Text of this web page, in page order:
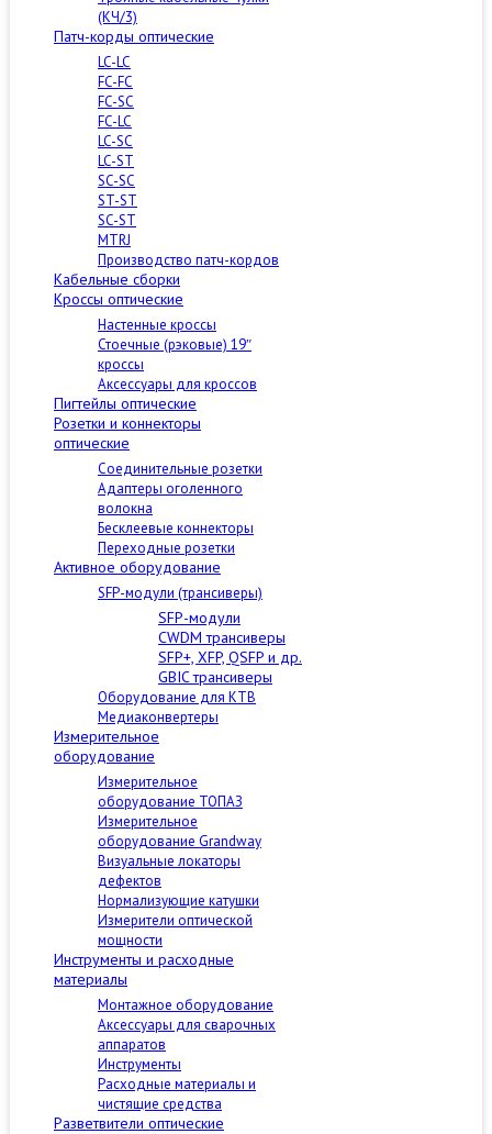
(КЧ/3)
Патч-корды оптические
LC-LC
FC-FC
FC-SC
FC-LC
LC-SC
LC-ST
SC-SC
ST-ST
SC-ST
MTRJ
Производство патч-кордов
Кабельные сборки
Кроссы оптические
Настенные кроссы
Стоечные (рэковые) 19″
кроссы
Аксессуары для кроссов
Пигтейлы оптические
Розетки и коннекторы
оптические
Соединительные розетки
Адаптеры оголенного
волокна
Бесклеевые коннекторы
Переходные розетки
Активное оборудование
SFP-модули (трансиверы)
SFP-модули
CWDM трансиверы
SFP+, XFP, QSFP и др.
GBIC трансиверы
Оборудование для КТВ
Медиаконвертеры
Измерительное
оборудование
Измерительное
оборудование ТОПАЗ
Измерительное
оборудование Grandway
Визуальные локаторы
дефектов
Нормализующие катушки
Измерители оптической
мощности
Инструменты и расходные
материалы
Монтажное оборудование
Аксессуары для сварочных
аппаратов
Инструменты
Расходные материалы и
чистящие средства
Разветвители оптические